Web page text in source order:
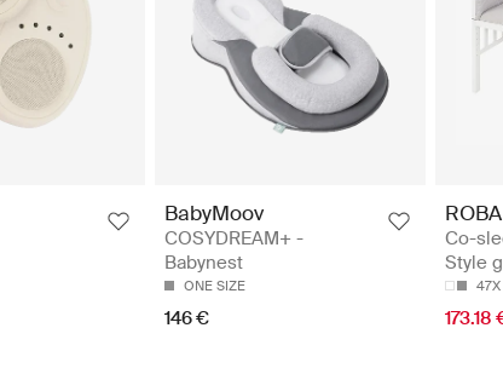
BabyMoov
COSYDREAM+ -
Babynest
ONE SIZE
146 €
ROBA
Co-
Style
173.18